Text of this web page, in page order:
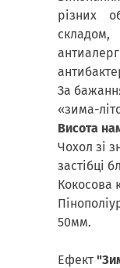
різних
За
«зима-
Висота
Чохол зі
застібці
Кокосова
50мм.
Ефект